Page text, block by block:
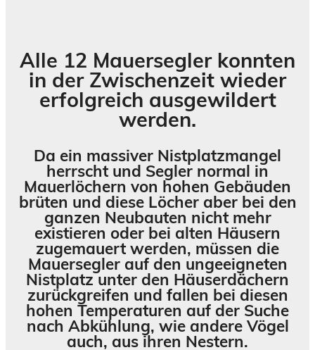
Alle 12 Mauersegler konnten
in der Zwischenzeit wieder
erfolgreich ausgewildert
werden.
Da ein massiver Nistplatzmangel
herrscht und Segler normal in
Mauerlöchern von hohen Gebäuden
brüten und diese Löcher aber bei den
ganzen Neubauten nicht mehr
existieren oder bei alten Häusern
zugemauert werden, müssen die
Mauersegler auf den ungeeigneten
Nistplatz unter den Häuserdächern
zurückgreifen und fallen bei diesen
hohen Temperaturen auf der Suche
nach Abkühlung, wie andere Vögel
auch, aus ihren Nestern.